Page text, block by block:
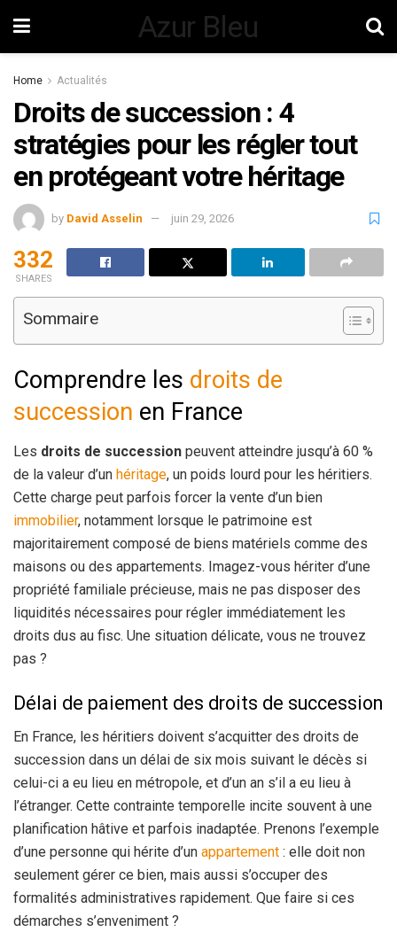
Azur Bleu
Home Actualités
Droits de succession : 4
stratégies pour les régler tout
en protégeant votre héritage
by David Asselin juin 29, 2026
332
SHARES
Sommaire
Comprendre les droits de
succession en France
Les droits de succession peuvent atteindre jusqu’à 60 %
de la valeur d’un héritage, un poids lourd pour les héritiers.
Cette charge peut parfois forcer la vente d’un bien
immobilier, notamment lorsque le patrimoine est
majoritairement composé de biens matériels comme des
maisons ou des appartements. Imagez-vous hériter d’une
propriété familiale précieuse, mais ne pas disposer des
liquidités nécessaires pour régler immédiatement les
droits dus au fisc. Une situation délicate, vous ne trouvez
pas ?
Délai de paiement des droits de succession
En France, les héritiers doivent s’acquitter des droits de
succession dans un délai de six mois suivant le décès si
celui-ci a eu lieu en métropole, et d’un an s’il a eu lieu à
l’étranger. Cette contrainte temporelle incite souvent à une
planification hâtive et parfois inadaptée. Prenons l’exemple
d’une personne qui hérite d’un appartement : elle doit non
seulement gérer ce bien, mais aussi s’occuper des
formalités administratives rapidement. Que faire si ces
démarches s’enveniment ?